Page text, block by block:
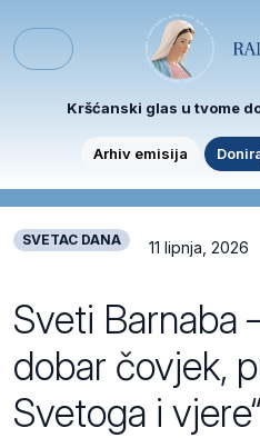
Menu
Kršćanski glas u tvome
Arhiv emisija
SVETAC DANA 11 lipnja, 2026
Sveti Barnaba
dobar čovjek,
Svetoga i vjere“